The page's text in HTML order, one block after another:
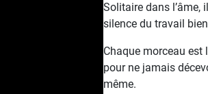
Solitaire dans l’âme,
silence du travail
Chaque morceau est
pour ne jamais
même.